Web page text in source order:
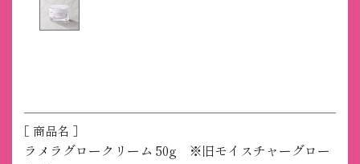
［ 商品名 ］
ラメラグロークリーム 50g ※旧モイスチャーグロー